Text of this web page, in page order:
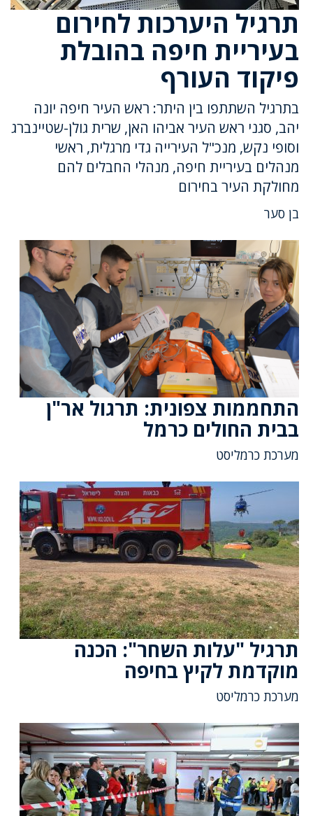
תרגיל היערכות לחירום
בעיריית חיפה בהובלת
פיקוד העורף
בתרגיל השתתפו בין היתר: ראש העיר חיפה יונה
יהב, סגני ראש העיר אביהו האן, שרית גולן-שטיינברג
וסופי נקש, מנכ"ל העירייה גדי מרגלית, ראשי
מנהלים בעיריית חיפה, מנהלי החבלים להם
מחולקת העיר בחירום
בן סער
התחממות צפונית: תרגול אר"ן
בבית החולים כרמל
מערכת כרמליסט
תרגיל "עלות השחר": הכנה
מוקדמת לקיץ בחיפה
מערכת כרמליסט